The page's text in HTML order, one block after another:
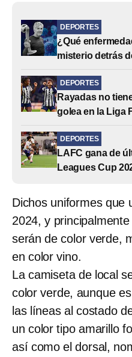
DEPORTES
¿Qué
misterio detrás
DEPORTES
Rayadas no
golea en la Liga
DEPORTES
LAFC gana de
Leagues Cup
Dichos uniformes que
2024, y
serán de color verde,
en color vino.
La camiseta de local
color verde, aunque
las líneas al costado
un color tipo amarillo
así como el dorsal,